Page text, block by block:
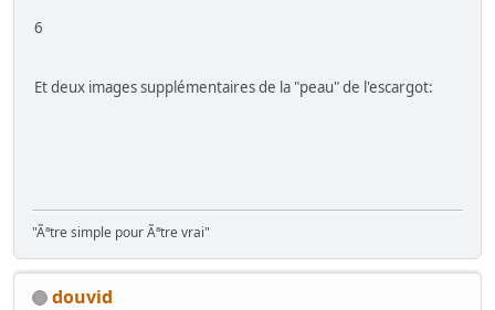
6
Et deux images supplémentaires de la "peau" de l'escargot:
"Ãªtre simple pour Ãªtre vrai"
douvid